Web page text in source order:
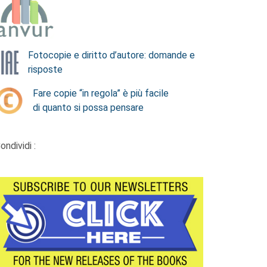
Fotocopie e diritto d’autore: domande e
risposte
Fare copie “in regola” è più facile
di quanto si possa pensare
: